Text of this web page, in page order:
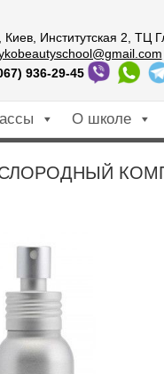
Киев, Институтская 2, ТЦ
936-29-45
О школе